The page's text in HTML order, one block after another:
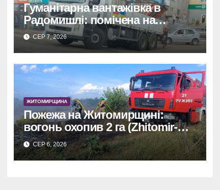
Гуманітарна вантажівка в
Радомишлі: помічена на
будівництві приватного
об’єкта.
СЕР 7, 2026
ЖИТОМИРЩИНА
Пожежа на Житомирщині:
вогонь охопив 2 га (Zhitomir-
OnLine)
СЕР 6, 2026